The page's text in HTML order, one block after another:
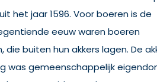
het jaar 1596. Voor boeren is de
eeuw waren boeren
buiten hun akkers lagen. De
was gemeenschappelijk